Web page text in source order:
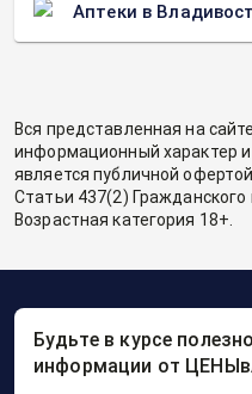
Аптеки в
Вся представленная на
информационный характер и
является публичной
Статьи 437(2) Гражданского
Возрастная категория 18+.
Будьте в курсе
информации от